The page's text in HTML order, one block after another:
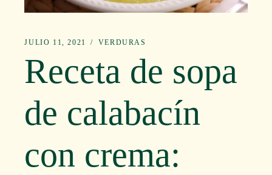
JULIO 11, 2021 VERDURAS
Receta de sopa
de calabacín
con crema: